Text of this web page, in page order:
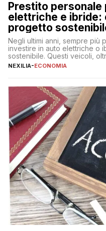
Prestito personale
elettriche e ibride:
progetto
Negli ultimi anni, sempre più
investire in auto elettriche o
sostenibile. Questi veicoli,
offrono vantaggi economici
fare se non […]
NEXILIA-ECONOMIA